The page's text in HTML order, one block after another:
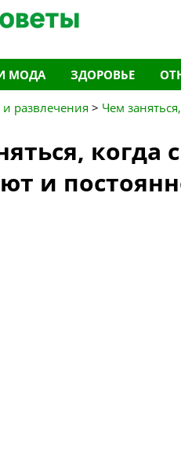
МОДА ЗДОРОВЬЕ
развлечения > Чем
когда
и